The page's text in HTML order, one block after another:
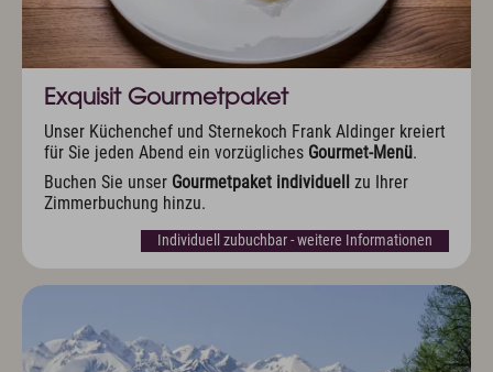
Info & Service
Kontakt
Wissenswertes & AGB
Newsletter & Downloads
Hotelgutschein
Exquisit Produkte
Oberstdorf im Allgäu
Sommer Aktiv
Winter Aktiv
Kultur & Tradition
Oberstdorf in Bewegtbildern
Exquisit Gourmetpaket
Unser Küchenchef und Sternekoch Frank Aldinger kreiert
für Sie jeden Abend ein vorzügliches Gourmet-Menü.
Buchen Sie unser Gourmetpaket individuell
zu Ihrer
Zimmerbuchung hinzu.
Individuell zubuchbar - weitere Informationen